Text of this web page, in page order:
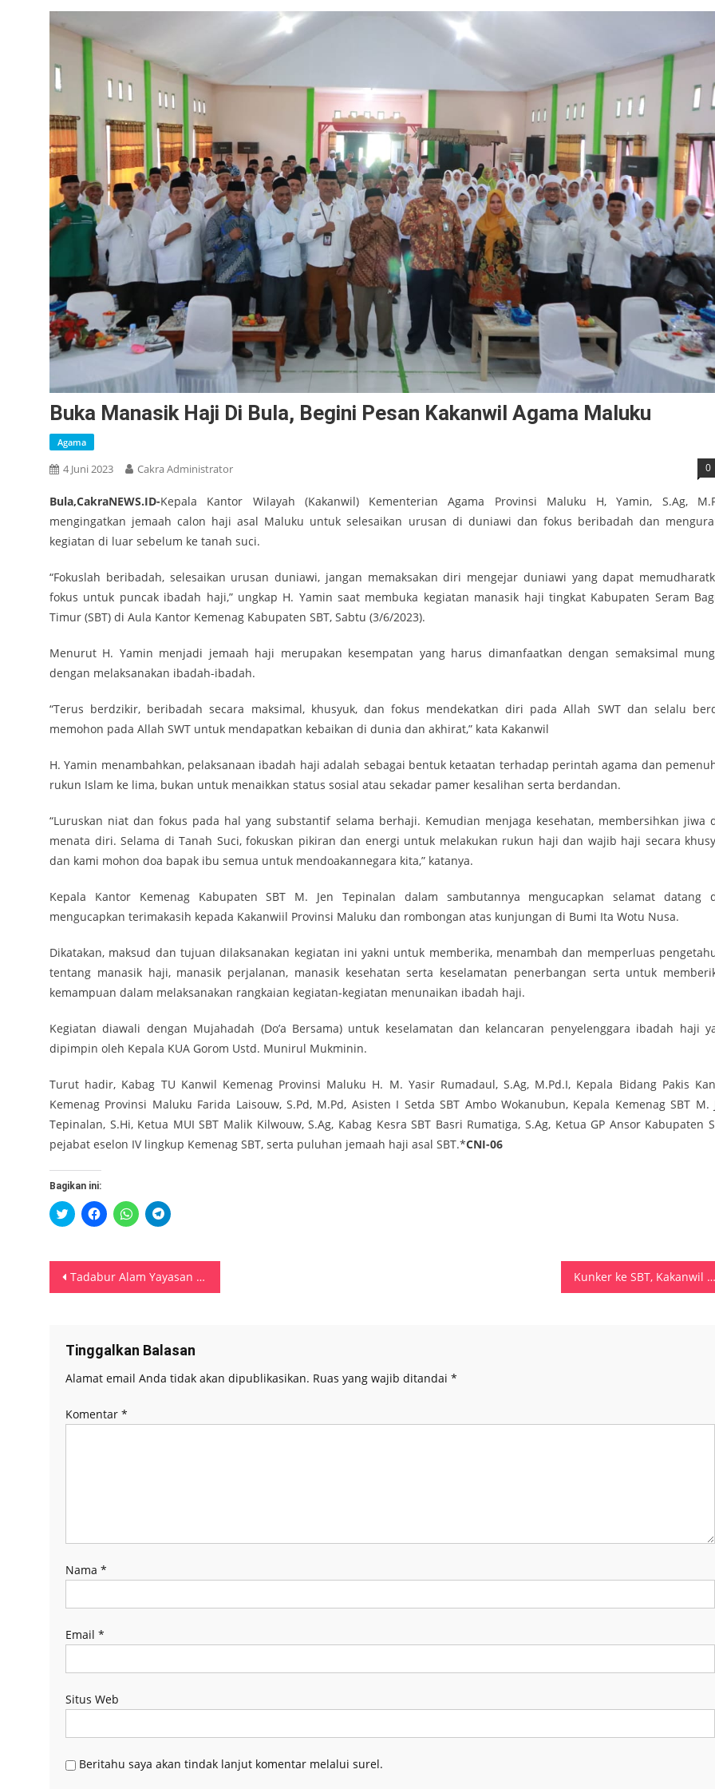
Buka Manasik Haji Di Bula, Begini Pesan Kakanwil Agama Maluku
Agama
4 Juni 2023 Cakra Administrator 0
Bula,CakraNEWS.ID-Kepala Kantor Wilayah (Kakanwil) Kementerian Agama Provinsi Maluku H, Yamin, S.Ag,
mengingatkan jemaah calon haji asal Maluku untuk selesaikan urusan di duniawi dan fokus beribadah dan
kegiatan di luar sebelum ke tanah suci.
“Fokuslah beribadah, selesaikan urusan duniawi, jangan memaksakan diri mengejar duniawi yang dapat
fokus untuk puncak ibadah haji,” ungkap H. Yamin saat membuka kegiatan manasik haji tingkat Kabupaten Seram
Timur (SBT) di Aula Kantor Kemenag Kabupaten SBT, Sabtu (3/6/2023).
Menurut H. Yamin menjadi jemaah haji merupakan kesempatan yang harus dimanfaatkan dengan semaksimal
dengan melaksanakan ibadah-ibadah.
“Terus berdzikir, beribadah secara maksimal, khusyuk, dan fokus mendekatkan diri pada Allah SWT dan selalu
memohon pada Allah SWT untuk mendapatkan kebaikan di dunia dan akhirat,” kata Kakanwil
H. Yamin menambahkan, pelaksanaan ibadah haji adalah sebagai bentuk ketaatan terhadap perintah agama dan
rukun Islam ke lima, bukan untuk menaikkan status sosial atau sekadar pamer kesalihan serta berdandan.
“Luruskan niat dan fokus pada hal yang substantif selama berhaji. Kemudian menjaga kesehatan, membersihkan jiwa
menata diri. Selama di Tanah Suci, fokuskan pikiran dan energi untuk melakukan rukun haji dan wajib haji secara
dan kami mohon doa bapak ibu semua untuk mendoakannegara kita,” katanya.
Kepala Kantor Kemenag Kabupaten SBT M. Jen Tepinalan dalam sambutannya mengucapkan selamat datang
mengucapkan terimakasih kepada Kakanwiil Provinsi Maluku dan rombongan atas kunjungan di Bumi Ita Wotu Nusa.
Dikatakan, maksud dan tujuan dilaksanakan kegiatan ini yakni untuk memberika, menambah dan memperluas
tentang manasik haji, manasik perjalanan, manasik kesehatan serta keselamatan penerbangan serta untuk
kemampuan dalam melaksanakan rangkaian kegiatan-kegiatan menunaikan ibadah haji.
Kegiatan diawali dengan Mujahadah (Do’a Bersama) untuk keselamatan dan kelancaran penyelenggara ibadah haji
dipimpin oleh Kepala KUA Gorom Ustd. Munirul Mukminin.
Turut hadir, Kabag TU Kanwil Kemenag Provinsi Maluku H. M. Yasir Rumadaul, S.Ag, M.Pd.I, Kepala Bidang Pakis
Kemenag Provinsi Maluku Farida Laisouw, S.Pd, M.Pd, Asisten I Setda SBT Ambo Wokanubun, Kepala Kemenag SBT M.
Tepinalan, S.Hi, Ketua MUI SBT Malik Kilwouw, S.Ag, Kabag Kesra SBT Basri Rumatiga, S.Ag, Ketua GP Ansor Kabupaten
pejabat eselon IV lingkup Kemenag SBT, serta puluhan jemaah haji asal SBT.*CNI-06
Bagikan ini:
Klik
untuk
di
jendela
yang
baru)
Klik
untuk
di
jendela
yang
baru)
Klik
untuk
di
jendela
yang
baru)
Klik
untuk
di
jendela
yang
baru)
Navigasi
Tadabur Alam Yayasan Wanu Taa Hila Maluku Gandeng TPQ Zakariah Ambon Kunker ke SBT, Kakanwil Agama Minta Guru Madrasah Tingkatkan Kompetensi dan Profesionalitas
Tinggalkan Balasan
Alamat email Anda tidak akan dipublikasikan. Ruas yang wajib ditandai *
Komentar *
Nama *
Email *
Situs Web
Beritahu saya akan tindak lanjut komentar melalui surel.